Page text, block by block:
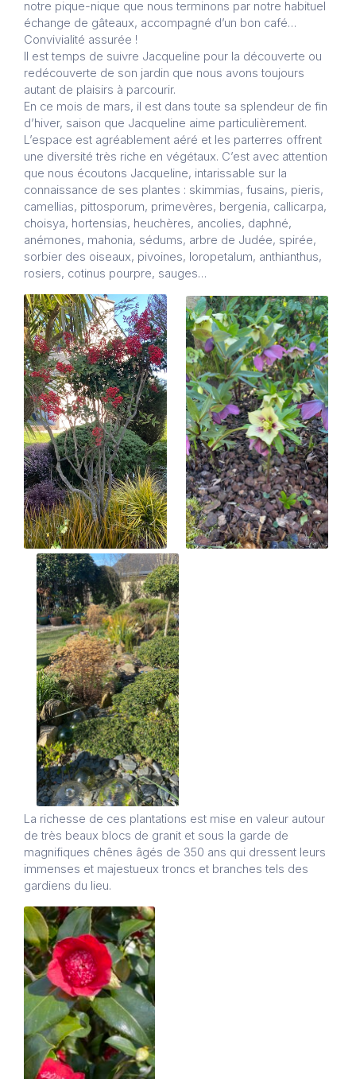
notre pique-nique que nous terminons par notre habituel
échange de gâteaux, accompagné d’un bon café…
Convivialité assurée !
Il est temps de suivre Jacqueline pour la découverte ou
redécouverte de son jardin que nous avons toujours
autant de plaisirs à parcourir.
En ce mois de mars, il est dans toute sa splendeur de fin
d’hiver, saison que Jacqueline aime particulièrement.
L’espace est agréablement aéré et les parterres offrent
une diversité très riche en végétaux. C’est avec attention
que nous écoutons Jacqueline, intarissable sur la
connaissance de ses plantes : skimmias, fusains, pieris,
camellias, pittosporum, primevères, bergenia, callicarpa,
choisya, hortensias, heuchères, ancolies, daphné,
anémones, mahonia, sédums, arbre de Judée, spirée,
sorbier des oiseaux, pivoines, loropetalum, anthianthus,
rosiers, cotinus pourpre, sauges…
La richesse de ces plantations est mise en valeur autour
de très beaux blocs de granit et sous la garde de
magnifiques chênes âgés de 350 ans qui dressent leurs
immenses et majestueux troncs et branches tels des
gardiens du lieu.